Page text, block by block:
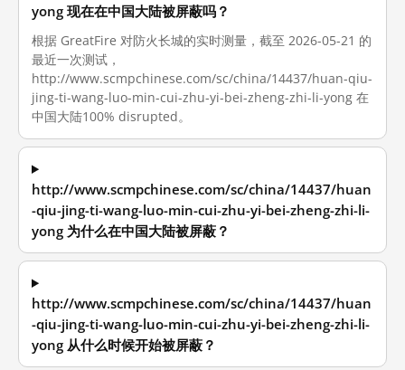
yong 现在在中国大陆被屏蔽吗？
根据 GreatFire 对防火长城的实时测量，截至 2026-05-21 的
最近一次测试，
http://www.scmpchinese.com/sc/china/14437/huan-qiu-
jing-ti-wang-luo-min-cui-zhu-yi-bei-zheng-zhi-li-yong 在
中国大陆100% disrupted。
http://www.scmpchinese.com/sc/china/14437/huan
-qiu-jing-ti-wang-luo-min-cui-zhu-yi-bei-zheng-zhi-li-
yong 为什么在中国大陆被屏蔽？
http://www.scmpchinese.com/sc/china/14437/huan
-qiu-jing-ti-wang-luo-min-cui-zhu-yi-bei-zheng-zhi-li-
yong 从什么时候开始被屏蔽？